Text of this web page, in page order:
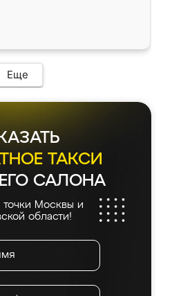
кухня уже почти
нет.
Еще
ТАКСИ
САЛОНА
Москвы и
области!